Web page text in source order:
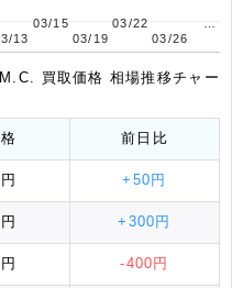
13
13
03/15
03/15
03/19
03/19
03/22
03/22
03/26
03/26
買取価格 相場推移チャー
前日比
+50円
+300円
-400円